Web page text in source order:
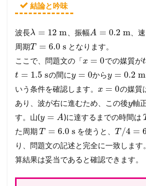
結論と吟味
波長λ = 12 m 、振幅A = 0.2 m 、
周期T = 6.0 s となります。
ここで、問題文の「x = 0での媒質がt
t = 1.5 sの間にy = 0からy = 0.2 m
いう条件を確認します。 x = 0の媒質
あり、波が右に進むため、この後y軸
す。山(y = A)に達するまでの時間は
た周期 T = 6.0 s を使うと、 T /4 =
り、問題文の記述と完全に一致しま
算結果は妥当であると確認できます。